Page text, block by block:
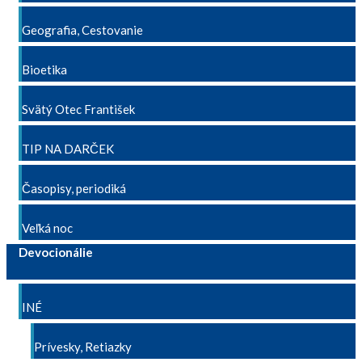
Geografia, Cestovanie
Bioetika
Svätý Otec František
TIP NA DARČEK
Časopisy, periodiká
Veľká noc
Devocionálie
INÉ
Prívesky, Retiazky